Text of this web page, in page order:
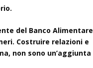
del Banco Alimentare
Costruire relazioni e
non sono un’aggiunta